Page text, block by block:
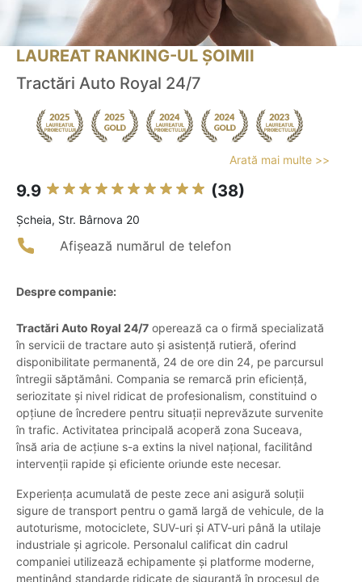
LAUREAT RANKING-UL ȘOIMII
Tractări Auto Royal 24/7
Arată mai multe >>
9.9 (38)
Şcheia, Str. Bârnova 20
Afișează numărul de telefon
Despre companie:
Tractări Auto Royal 24/7 operează ca o firmă specializată
în servicii de tractare auto și asistență rutieră, oferind
disponibilitate permanentă, 24 de ore din 24, pe parcursul
întregii săptămâni. Compania se remarcă prin eficiență,
seriozitate și nivel ridicat de profesionalism, constituind o
opțiune de încredere pentru situații neprevăzute survenite
în trafic. Activitatea principală acoperă zona Suceava,
însă aria de acțiune s-a extins la nivel național, facilitând
intervenții rapide și eficiente oriunde este necesar.
Experiența acumulată de peste zece ani asigură soluții
sigure de transport pentru o gamă largă de vehicule, de la
autoturisme, motociclete, SUV-uri și ATV-uri până la utilaje
industriale și agricole. Personalul calificat din cadrul
companiei utilizează echipamente și platforme moderne,
menținând standarde ridicate de siguranță în procesul de